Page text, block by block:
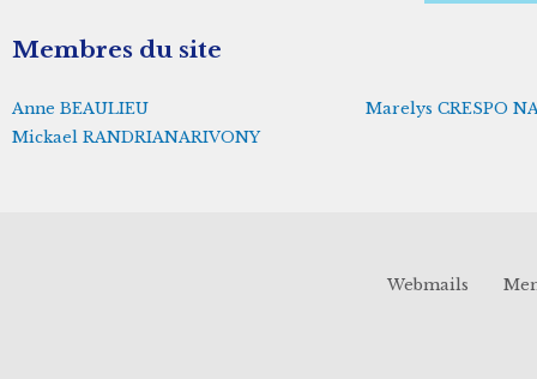
Membres du site
Anne BEAULIEU
Marelys CRESPO
Mickael RANDRIANARIVONY
Webmails